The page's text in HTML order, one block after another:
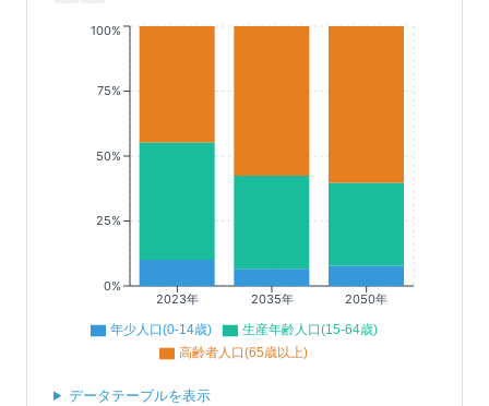
2023年 2035年 2050年
0%
25%
50%
75%
100%
年少人口(0-14歳)
生産年齢人口(15-64歳)
高齢者人口(65歳以上)
データテーブルを表示